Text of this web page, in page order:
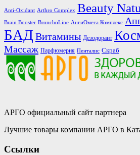
Anti-Oxidant Arthro Complex Beauty
Brain Booster BronchoLine АнгиОмега Комплекс
БАД Витамины Дезодорант
Массаж Парфюмерия Пенталис Скраб
АРГО официальный сайт партнера
Лучшие товары компании АРГО в
Ссылки